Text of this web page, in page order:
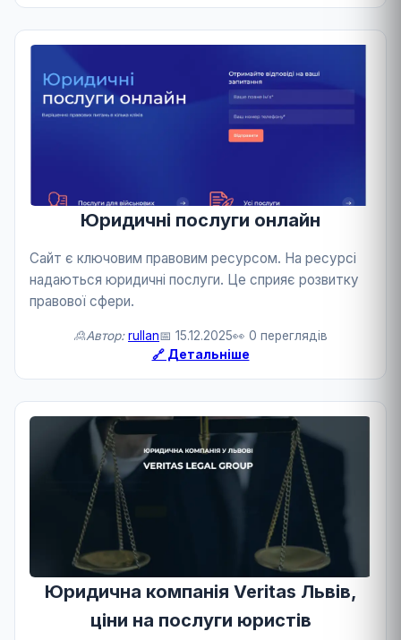
Юридичні послуги онлайн
Сайт є ключовим правовим ресурсом. На ресурсі
надаються юридичні послуги. Це сприяє розвитку
правової сфери.
🙎Автор: rullan📅 15.12.2025👀 0 переглядів
🔗 Детальніше
Юридична компанія Veritas Львів,
ціни на послуги юристів